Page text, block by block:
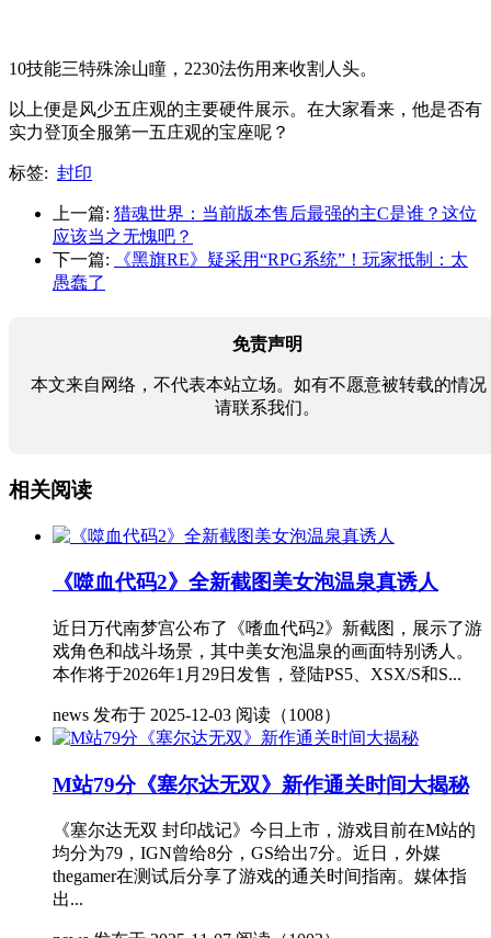
10技能三特殊涂山瞳，2230法伤用来收割人头。
以上便是风少五庄观的主要硬件展示。在大家看来，他是否有
实力登顶全服第一五庄观的宝座呢？
标签: 封印
上一篇: 猎魂世界：当前版本售后最强的主C是谁？这位
应该当之无愧吧？
下一篇:
《黑旗RE》疑采用“RPG系统”！玩家抵制：太
愚蠢了
免责声明
本文来自网络，不代表本站立场。如有不愿意被转载的情况
请联系我们。
相关阅读
《噬血代码2》全新截图美女泡温泉真诱人
近日万代南梦宫公布了《嗜血代码2》新截图，展示了游
戏角色和战斗场景，其中美女泡温泉的画面特别诱人。
本作将于2026年1月29日发售，登陆PS5、XSX/S和S...
news 发布于 2025-12-03 阅读（1008）
M站79分《塞尔达无双》新作通关时间大揭秘
《塞尔达无双 封印战记》今日上市，游戏目前在M站的
均分为79，IGN曾给8分，GS给出7分。近日，外媒
thegamer在测试后分享了游戏的通关时间指南。媒体指
出...